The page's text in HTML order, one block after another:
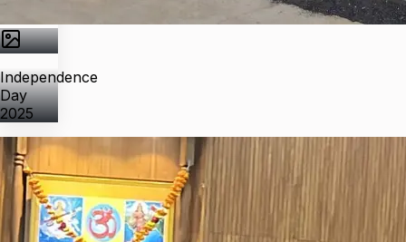
Independence
Day
2025